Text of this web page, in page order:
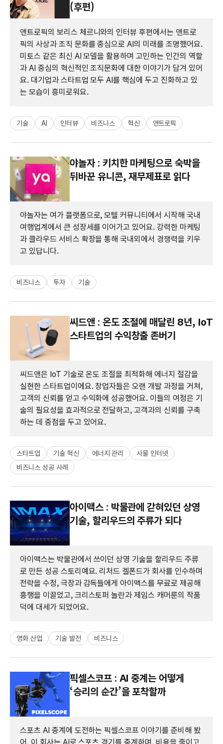
(후편)
앤트로픽의 보리스 체르니와의 인터뷰 후편에서는 앤트로
픽의 사상과 조직 문화를 중심으로 AI의 미래를 조명했어요.
미토스 같은 최신 AI 모델을 활용하며 고민하는 인간의 역할
과 AI 중심의 혁신적인 조직문화에 대한 이야기가 담겨 있어
요. 대기업과 스타트업 모두 AI를 핵심에 두고 진화하고 있
는 모습이 흥미로워요.
기술 AI 인터뷰 비즈니스 혁신 앤트로픽
야놀자 : 키치한 마케팅으로 숙박을
뒤바꾼 유니콘, 재무제표로 읽다
야놀자는 여가 플랫폼으로, 모텔 커뮤니티에서 시작해 국내
여행업계에서 큰 성장세를 이어가고 있어요. 강력한 마케팅
과 클라우드 서비스 확장을 통해 국내외에서 경쟁력을 키우
고 있답니다.
비즈니스 투자 기술
씨드앤 : 온도 조절에 매달린 8년, IoT
스타트업의 수익창출 존버기
씨드앤은 IoT 기술로 온도 조절을 최적화해 에너지 절감을
실현한 스타트업이에요. 창업자들은 오랜 개발 과정을 거쳐,
고객의 신뢰를 얻고 수익화에 성공했어요. 이들의 여정은 기
술의 필요성을 효과적으로 전달하고, 고객과의 신뢰를 구축
하는 데 중점을 두고 있어요.
스타트업 기술 혁신 에너지 관리
사물 인터넷
비즈니스 성공 사례
아이맥스 : 박물관에 갇혀있던 상영
기술, 할리우드의 주류가 되다
아이맥스는 박물관에서 쓰이던 상영 기술을 할리우드 주류
로 만든 성공 스토리예요. 리처드 겔폰드가 회사를 인수하며
전략을 수정, 극장과 감독들에게 아이맥스를 무료로 제공해
흥행을 이끌었고, 크리스토퍼 놀란과 제임스 캐머룬의 작품
덕에 대세가 되었어요.
영화 산업 기술 발전 비즈니스
픽셀스코프 : AI 중계는 어떻게
‘승리의 순간’을 포착할까
스포츠 AI 중계에 도전하는 픽셀스코프 이야기를 준비해 봤
어. 이 회사는 AI로 스포츠 경기를 중계하며, 비용을 줄이고